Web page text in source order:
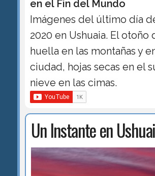
en el Fin del Mundo
Imágenes del último día
2020 en Ushuaia. El otoño
huella en las montañas y
ciudad, hojas secas en el
nieve en las cimas.
Un Instante en